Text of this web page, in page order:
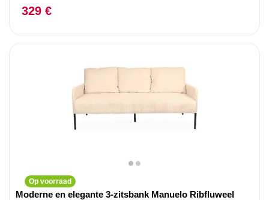
329 €
Op voorraad
Moderne en elegante 3-zitsbank Manuelo Ribfluweel